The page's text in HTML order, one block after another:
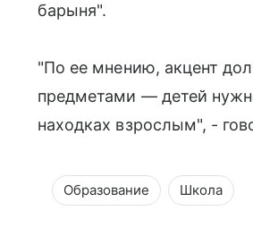
барыня".
"По ее мнению, акцент
предметами — детей
находках взрослым", -
Образование Школа